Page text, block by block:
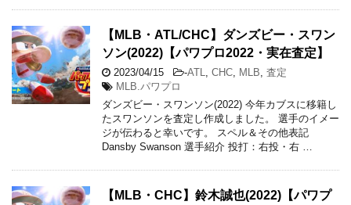
【MLB・ATL/CHC】ダンズビー・スワン
ソン(2022)【パワプロ2022・実在査定】
2023/04/15 -ATL CHC MLB 査定
MLB.パワプロ
ダンズビー・スワンソン(2022) 今年カブスに移籍し
たスワンソンを査定し作成しました。 選手のイメー
ジが伝わると幸いです。 スペル＆その他表記
Dansby Swanson 選手紹介 投打：右投・右 …
【MLB・CHC】鈴木誠也(2022)【パワプ